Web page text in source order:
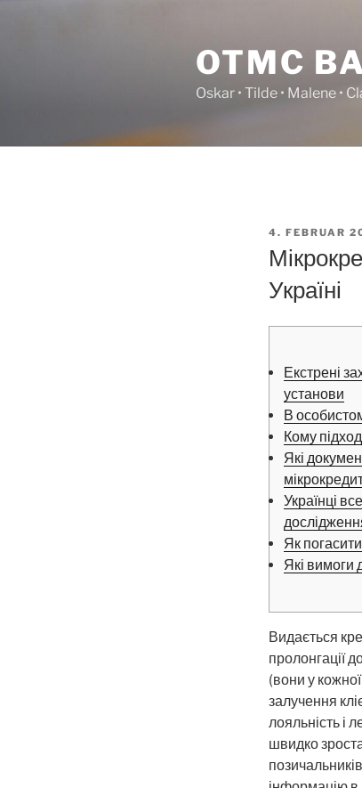
OTMC
Oskar • Tilde • Malene •
UDGIVET
4. FEBRUAR
Україні
Екстрені
установи
В
Кому
Які
Українці
Як
Які вимоги
Видається
пролонгації
(вони у
залучення
лояльність і
швидко